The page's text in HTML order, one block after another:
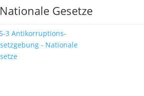
Nationale Gesetze